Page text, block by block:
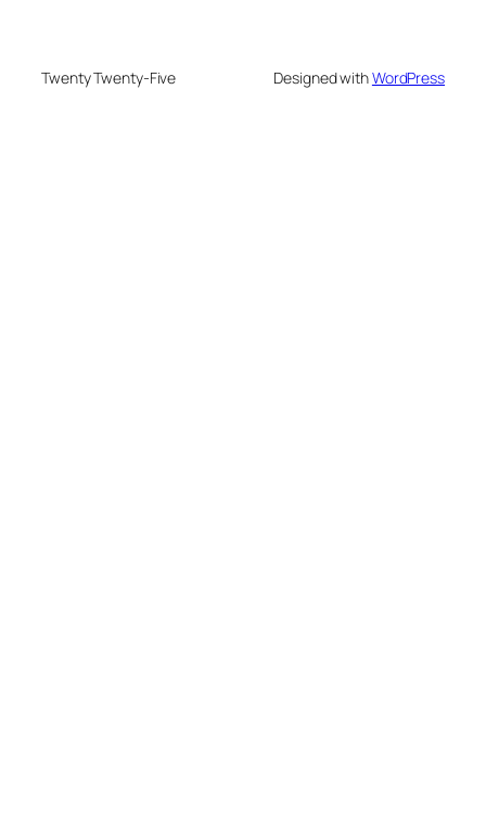
Twenty Twenty-Five Designed withWordPress